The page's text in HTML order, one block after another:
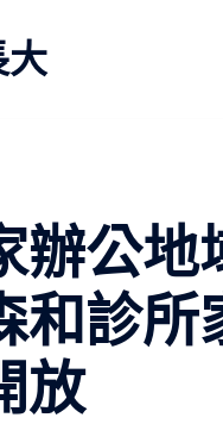
大
辦公地
和診
放